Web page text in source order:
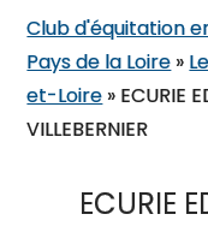
Club d'équitation
Pays de la Loire »
et-Loire » ECURIE
VILLEBERNIER
ECURIE